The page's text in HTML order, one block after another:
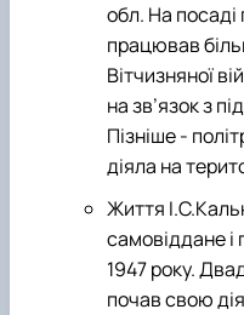
обл. На посаді
працював
Вітчизняної
на зв’язок з
Пізніше -
діяла на
Життя
самовіддане і
1947 року.
почав свою